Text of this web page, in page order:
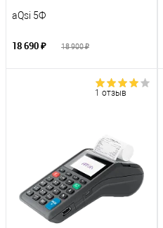
aQsi 5Ф
18 690 ₽ 18 900 ₽
1 отзыв